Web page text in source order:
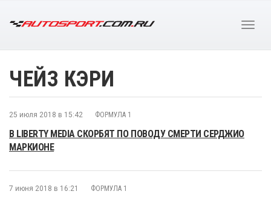
ЧЕЙЗ КЭРИ
25 июля 2018 в 15:42 ФОРМУЛА 1
В LIBERTY MEDIA СКОРБЯТ ПО ПОВОДУ СМЕРТИ СЕРДЖИО
МАРКИОНЕ
7 июня 2018 в 16:21 ФОРМУЛА 1